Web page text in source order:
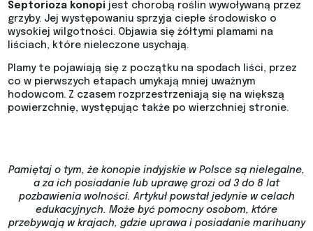
Septorioza konopi jest chorobą roślin wywoływaną przez
grzyby. Jej występowaniu sprzyja ciepłe środowisko o
wysokiej wilgotności. Objawia się żółtymi plamami na
liściach, które nieleczone usychają.
Plamy te pojawiają się z początku na spodach liści, przez
co w pierwszych etapach umykają mniej uważnym
hodowcom. Z czasem rozprzestrzeniają się na większą
powierzchnię, występując także po wierzchniej stronie.
Pamiętaj o tym, że konopie indyjskie w Polsce są nielegalne,
a za ich posiadanie lub uprawę grozi od 3 do 8 lat
pozbawienia wolności. Artykuł powstał jedynie w celach
edukacyjnych. Może być pomocny osobom, które
przebywają w krajach, gdzie uprawa i posiadanie marihuany